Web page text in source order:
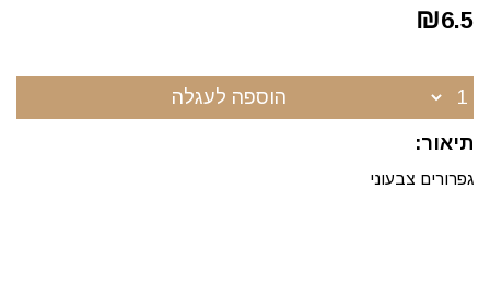
₪6.5
הוספה לעגלה
תיאור:
גפרורים צבעוני